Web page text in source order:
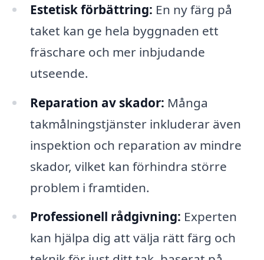
Estetisk förbättring: En ny färg på
taket kan ge hela byggnaden ett
fräschare och mer inbjudande
utseende.
Reparation av skador: Många
takmålningstjänster inkluderar även
inspektion och reparation av mindre
skador, vilket kan förhindra större
problem i framtiden.
Professionell rådgivning: Experten
kan hjälpa dig att välja rätt färg och